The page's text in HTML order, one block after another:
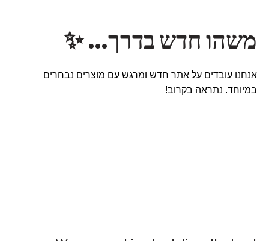
משהו חדש בדרך… ✨
אנחנו עובדים על אתר חדש ומרגש עם מוצרים נבחרים
במיוחד. נתראה בקרוב!